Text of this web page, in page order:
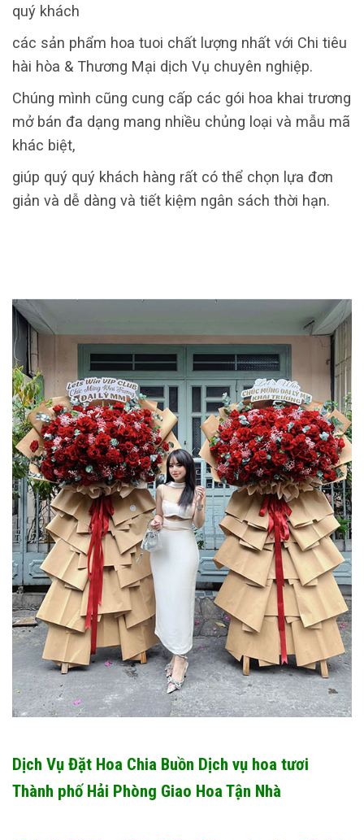
quý khách
các sản phẩm hoa tuoi chất lượng nhất với Chi tiêu
hài hòa & Thương Mại dịch Vụ chuyên nghiệp.
Chúng mình cũng cung cấp các gói hoa khai trương
mở bán đa dạng mang nhiều chủng loại và mẫu mã
khác biệt,
giúp quý quý khách hàng rất có thể chọn lựa đơn
giản và dễ dàng và tiết kiệm ngân sách thời hạn.
Dịch Vụ Đặt Hoa Chia Buồn Dịch vụ hoa tươi
Thành phố Hải Phòng Giao Hoa Tận Nhà